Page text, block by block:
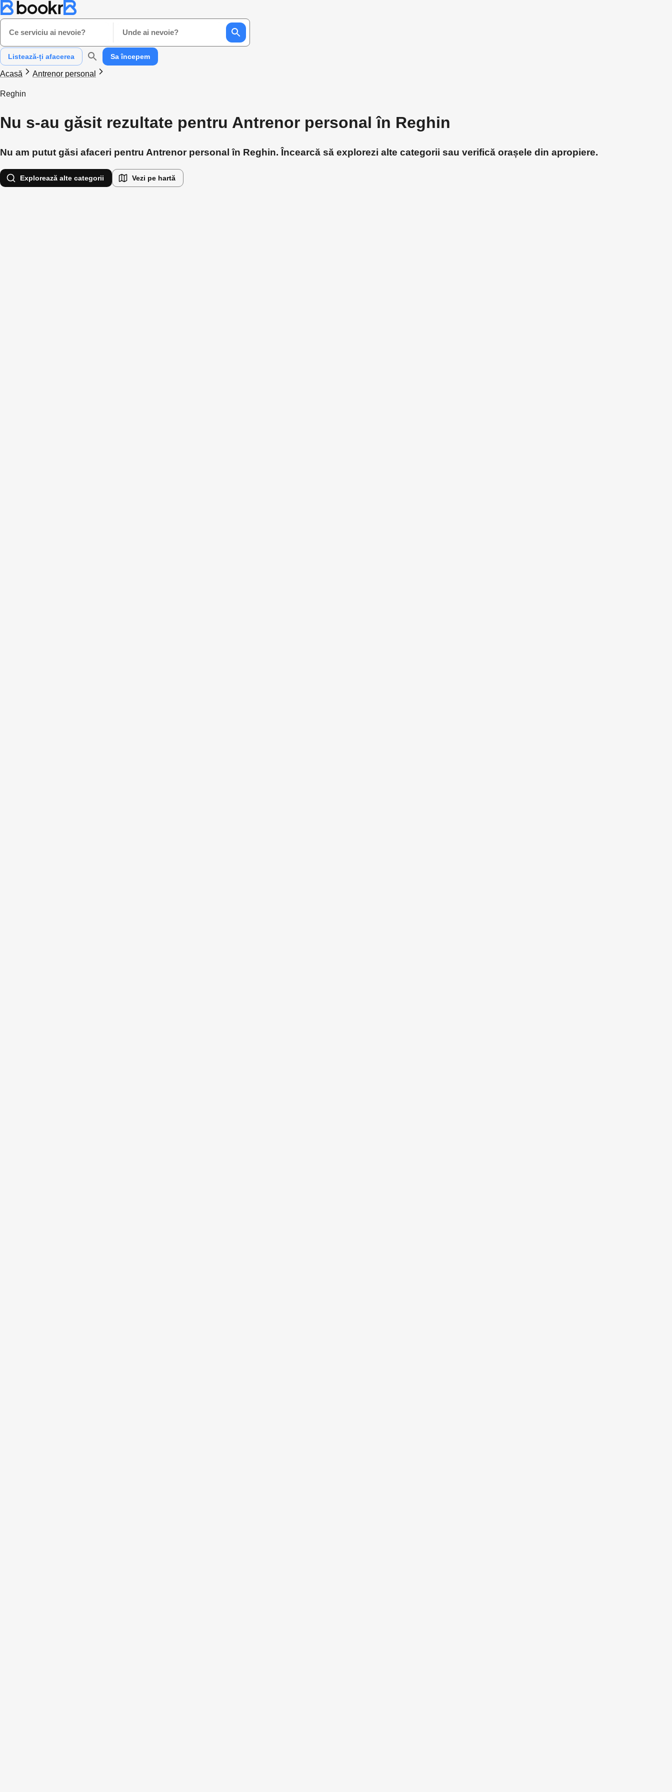
Ce serviciu ai nevoie? Unde ai nevoie?
Listează-ți afacerea Sa începem
Acasă Antrenor personal
Reghin
Nu s-au găsit rezultate pentru Antrenor personal în Reghin
Nu am putut găsi afaceri pentru Antrenor personal în Reghin. Încearcă să explorezi alte categorii sau verifică orașele din apropiere.
Explorează alte categorii Vezi pe hartă